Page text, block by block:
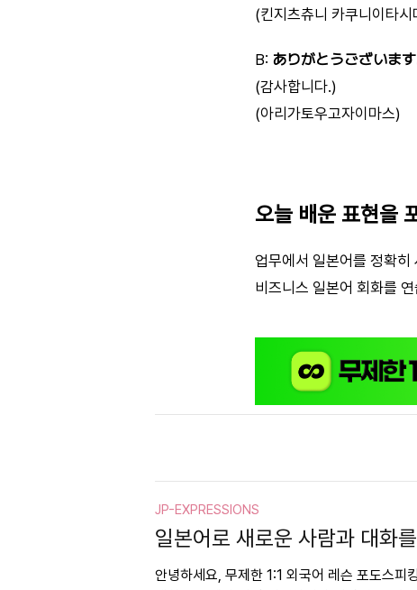
(킨지츠츄니 카쿠니이타시
B: ありがとうございます
(감사합니다.)
(아리가토우고자이마스)
오늘 배운 표현을
업무에서 일본어를 정확
비즈니스 일본어 회화를
JP-EXPRESSIONS
일본어로 새로운 사람과 대화
안녕하세요, 무제한 1:1 외국어 레슨 포도스피